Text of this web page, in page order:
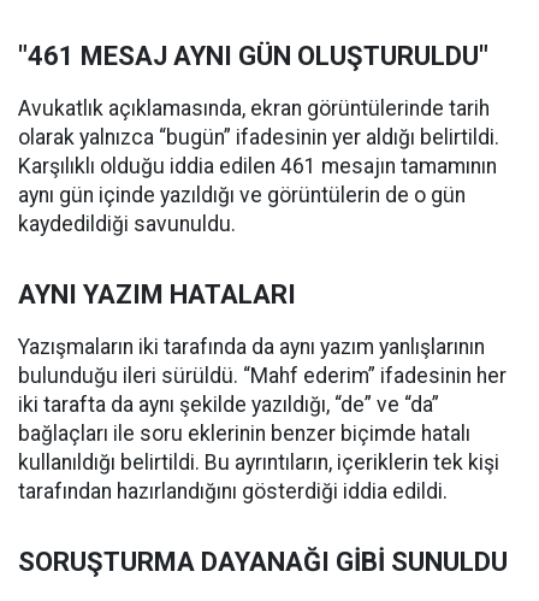
"461 MESAJ AYNI GÜN OLUŞTURULDU"
Avukatlık açıklamasında, ekran görüntülerinde tarih
olarak yalnızca “bugün” ifadesinin yer aldığı belirtildi.
Karşılıklı olduğu iddia edilen 461 mesajın tamamının
aynı gün içinde yazıldığı ve görüntülerin de o gün
kaydedildiği savunuldu.
AYNI YAZIM HATALARI
Yazışmaların iki tarafında da aynı yazım yanlışlarının
bulunduğu ileri sürüldü. “Mahf ederim” ifadesinin her
iki tarafta da aynı şekilde yazıldığı, “de” ve “da”
bağlaçları ile soru eklerinin benzer biçimde hatalı
kullanıldığı belirtildi. Bu ayrıntıların, içeriklerin tek kişi
tarafından hazırlandığını gösterdiği iddia edildi.
SORUŞTURMA DAYANAĞI GİBİ SUNULDU